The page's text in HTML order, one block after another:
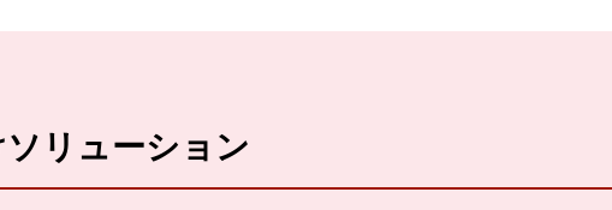
リューション